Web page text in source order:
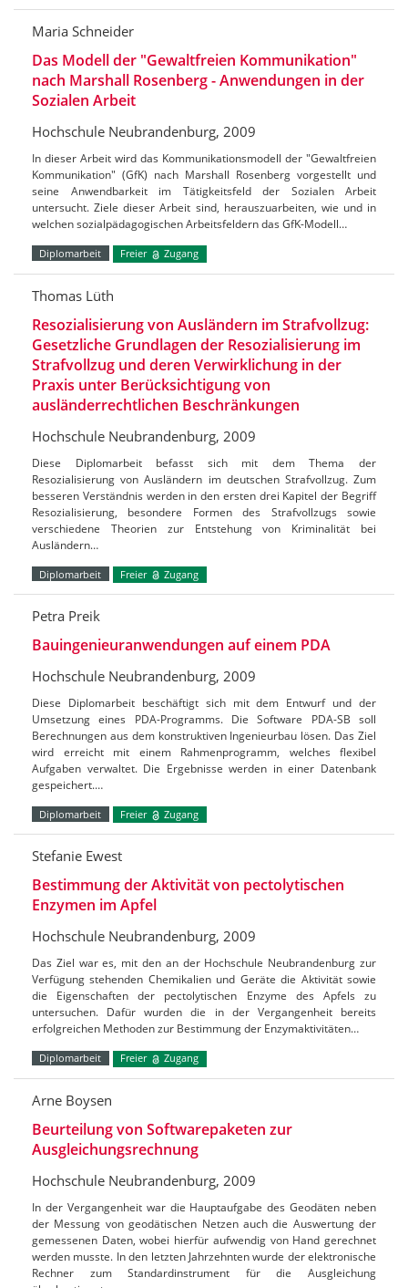
Maria Schneider
Das Modell der "Gewaltfreien Kommunikation"
nach Marshall Rosenberg - Anwendungen in der
Sozialen Arbeit
Hochschule Neubrandenburg, 2009
In dieser Arbeit wird das Kommunikationsmodell der "Gewaltfreien
Kommunikation" (GfK) nach Marshall Rosenberg vorgestellt und
seine Anwendbarkeit im Tätigkeitsfeld der Sozialen Arbeit
untersucht. Ziele dieser Arbeit sind, herauszuarbeiten, wie und in
welchen sozialpädagogischen Arbeitsfeldern das GfK-Modell…
Diplomarbeit Freier Zugang
Thomas Lüth
Resozialisierung von Ausländern im Strafvollzug:
Gesetzliche Grundlagen der Resozialisierung im
Strafvollzug und deren Verwirklichung in der
Praxis unter Berücksichtigung von
ausländerrechtlichen Beschränkungen
Hochschule Neubrandenburg, 2009
Diese Diplomarbeit befasst sich mit dem Thema der
Resozialisierung von Ausländern im deutschen Strafvollzug. Zum
besseren Verständnis werden in den ersten drei Kapitel der Begriff
Resozialisierung, besondere Formen des Strafvollzugs sowie
verschiedene Theorien zur Entstehung von Kriminalität bei
Ausländern…
Diplomarbeit Freier Zugang
Petra Preik
Bauingenieuranwendungen auf einem PDA
Hochschule Neubrandenburg, 2009
Diese Diplomarbeit beschäftigt sich mit dem Entwurf und der
Umsetzung eines PDA-Programms. Die Software PDA-SB soll
Berechnungen aus dem konstruktiven Ingenieurbau lösen. Das Ziel
wird erreicht mit einem Rahmenprogramm, welches flexibel
Aufgaben verwaltet. Die Ergebnisse werden in einer Datenbank
gespeichert.…
Diplomarbeit Freier Zugang
Stefanie Ewest
Bestimmung der Aktivität von pectolytischen
Enzymen im Apfel
Hochschule Neubrandenburg, 2009
Das Ziel war es, mit den an der Hochschule Neubrandenburg zur
Verfügung stehenden Chemikalien und Geräte die Aktivität sowie
die Eigenschaften der pectolytischen Enzyme des Apfels zu
untersuchen. Dafür wurden die in der Vergangenheit bereits
erfolgreichen Methoden zur Bestimmung der Enzymaktivitäten…
Diplomarbeit Freier Zugang
Arne Boysen
Beurteilung von Softwarepaketen zur
Ausgleichungsrechnung
Hochschule Neubrandenburg, 2009
In der Vergangenheit war die Hauptaufgabe des Geodäten neben
der Messung von geodätischen Netzen auch die Auswertung der
gemessenen Daten, wobei hierfür aufwendig von Hand gerechnet
werden musste. In den letzten Jahrzehnten wurde der elektronische
Rechner zum Standardinstrument für die Ausgleichung